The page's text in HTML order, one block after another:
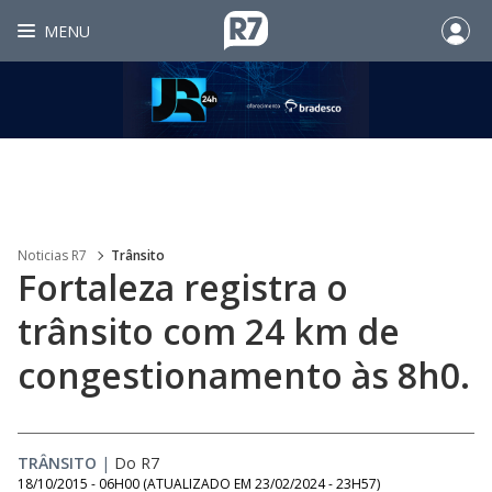
MENU
Noticias R7 Trânsito
Fortaleza registra o
trânsito com 24 km de
congestionamento às 8h0.
TRÂNSITO | Do R7
18/10/2015 - 06H00 (ATUALIZADO EM 23/02/2024 - 23H57)